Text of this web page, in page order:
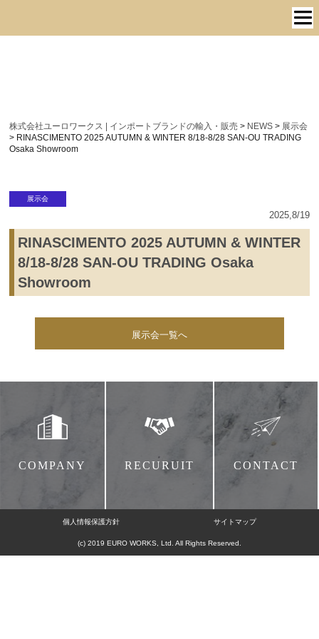
株式会社ユーロワークス | インポートブランドの輸入・販売 > NEWS > 展示会
> RINASCIMENTO 2025 AUTUMN & WINTER 8/18-8/28 SAN-OU TRADING
Osaka Showroom
展示会
2025,8/19
RINASCIMENTO 2025 AUTUMN & WINTER
8/18-8/28 SAN-OU TRADING Osaka
Showroom
展示会一覧へ
COMPANY RECURUIT CONTACT
個人情報保護方針 サイトマップ
(c) 2019 EURO WORKS, Ltd. All Rights Reserved.